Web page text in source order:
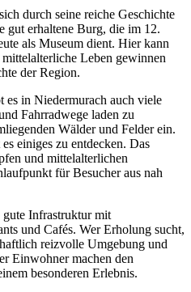
durch seine reiche Geschichte
gut erhaltene Burg, die im 12.
als Museum dient. Hier kann
Leben gewinnen
der Region.
es in Niedermurach auch viele
Fahrradwege laden zu
Wälder und Felder ein.
einiges zu entdecken. Das
und mittelalterlichen
für Besucher aus nah
gute Infrastruktur mit
und Cafés. Wer Erholung sucht,
reizvolle Umgebung und
Einwohner machen den
besonderen Erlebnis.